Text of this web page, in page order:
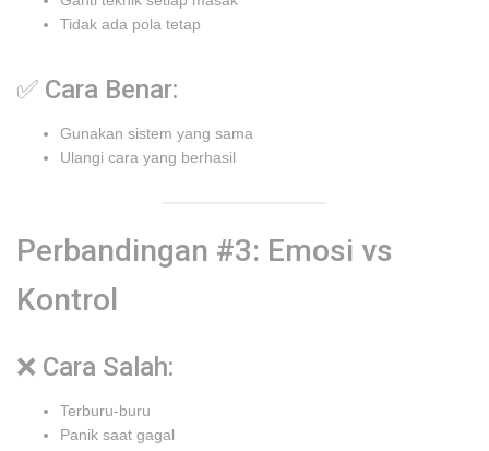
Tidak ada pola tetap
✅ Cara Benar:
Gunakan sistem yang sama
Ulangi cara yang berhasil
Perbandingan #3: Emosi vs
Kontrol
❌ Cara Salah:
Terburu-buru
Panik saat gagal